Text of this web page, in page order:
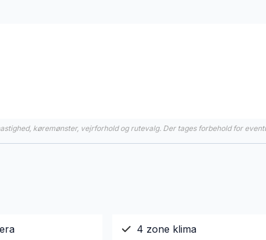
køremønster, vejrforhold og rutevalg. Der tages forbehold for
4 zone klima